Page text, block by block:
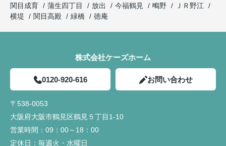
関目成育
蒲生四丁目 放出 今福鶴見 鴫野
ＪＲ野江
横堤
関目高殿 緑橋 徳庵
株式会社ケーズホーム
0120-920-616 お問い合わせ
〒538-0053
大阪府大阪市鶴見区鶴見５丁目1-10
営業時間： 09：00～18：00
定休日： 毎週火・水曜日